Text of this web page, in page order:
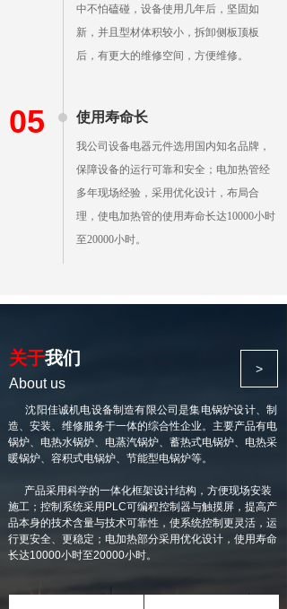
中不怕磕碰，设备使用几年后，坚固如
新，并且型材体积较小，拆卸侧板顶板
后，有更大的维修空间，方便维修。
我公司设备电器元件选用国内知名品牌，
保障设备的运行可靠和安全；电加热管经
多年现场经验，采用优化设计，布局合
理，使电加热管的使用寿命长达10000小时
至20000小时。
使用寿命长
05
>
沈阳佳诚机电设备制造有限公司是集电锅炉设计、制
造、安装、维修服务于一体的综合性企业。主要产品有电
锅炉、电热水锅炉、电蒸汽锅炉、蓄热式电锅炉、电热采
暖锅炉、容积式电锅炉、节能型电锅炉等。
产品采用科学的一体化框架设计结构，方便现场安装
施工；控制系统采用PLC可编程控制器与触摸屏，提高产
品本身的技术含量与技术可靠性，使系统控制更灵活，运
行更安全、更稳定；电加热部分采用优化设计，使用寿命
长达10000小时至20000小时。
关于我们
About us